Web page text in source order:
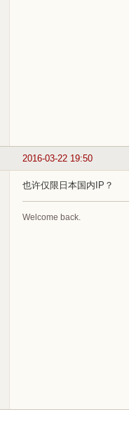
2016-03-22 19:50
也许仅限日本国内IP？
Welcome back.